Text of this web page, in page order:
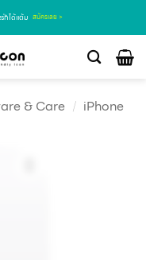
ก็ได้แต้ม สมัครเลย >
& Care / iPhone